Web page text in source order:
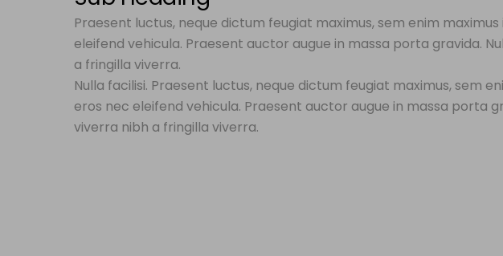
Praesent luctus, neque dictum feugiat maximus, sem enim
eleifend vehicula. Praesent auctor augue in massa porta gravida.
a fringilla viverra.
Nulla facilisi. Praesent luctus, neque dictum feugiat maximus, sem
eros nec eleifend vehicula. Praesent auctor augue in massa porta
viverra nibh a fringilla viverra.